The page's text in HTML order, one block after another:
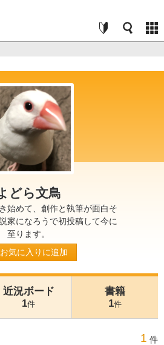
どら文鳥
始めて、創作と執筆が面白そ
家になろうで初投稿して今に
至ります。
気に入りに追加
近況ボード
1件
書籍
1件
1 件